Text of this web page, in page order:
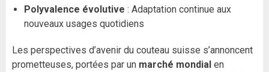
Polyvalence évolutive : Adaptation continue aux
nouveaux usages quotidiens
Les perspectives d’avenir du couteau suisse s’annoncent
prometteuses, portées par un marché mondial en